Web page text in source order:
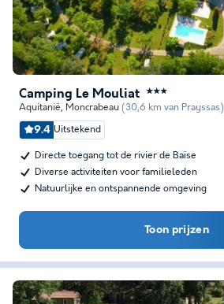
Camping Le Mouliat ★★★
Aquitanië, Moncrabeau (30,6 km van Prayssas)
9.4 Uitstekend
Directe toegang tot de rivier de Baïse
Diverse activiteiten voor familieleden
Natuurlijke en ontspannende omgeving
Toon prijzen